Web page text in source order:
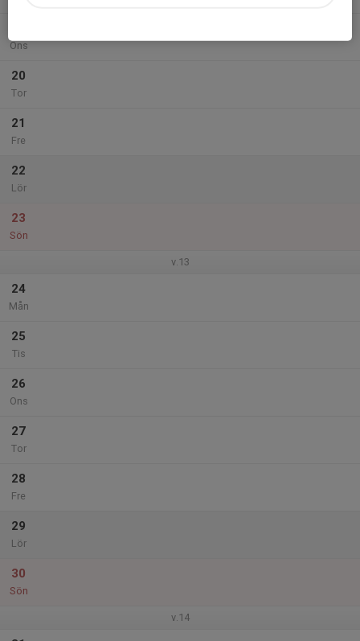
Ons
20
Tor
21
Fre
22
Lör
23
Sön
v.13
24
Mån
25
Tis
26
Ons
27
Tor
28
Fre
29
Lör
30
Sön
v.14